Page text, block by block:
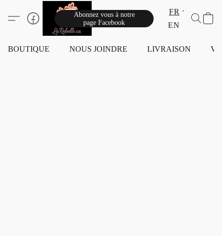
Abonnez vous à notre
page Facebook
FR
EN
BOUTIQUE NOUS JOINDRE LIVRAISON